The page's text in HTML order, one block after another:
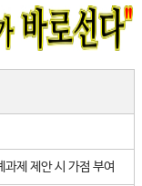
제 제안 시 가점 부여